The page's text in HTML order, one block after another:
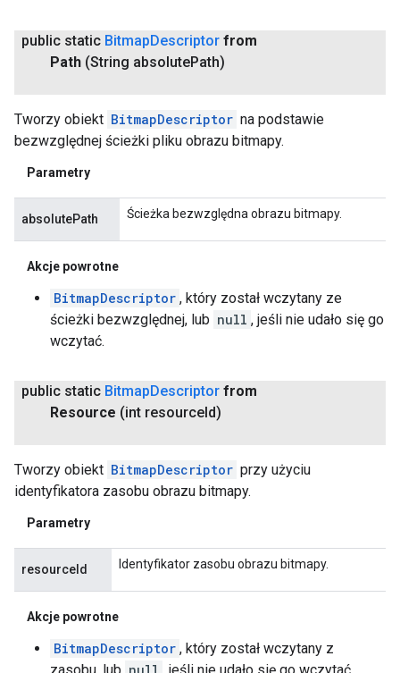
public static BitmapDescriptor from
Path (String absolutePath)
Tworzy obiekt BitmapDescriptor na podstawie
bezwzględnej ścieżki pliku obrazu bitmapy.
Parametry
absolutePath Ścieżka bezwzględna obrazu bitmapy.
Akcje powrotne
BitmapDescriptor , który został wczytany ze
ścieżki bezwzględnej, lub null , jeśli nie udało się go
wczytać.
public static BitmapDescriptor from
Resource (int resourceId)
Tworzy obiekt BitmapDescriptor przy użyciu
identyfikatora zasobu obrazu bitmapy.
Parametry
resourceId Identyfikator zasobu obrazu bitmapy.
Akcje powrotne
BitmapDescriptor , który został wczytany z